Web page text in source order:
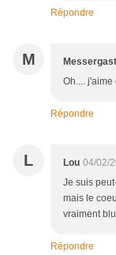
Répondre
M
Oh....
Répondre
L Lou 04/02/
Je suis
mais le
vraiment
Répondre